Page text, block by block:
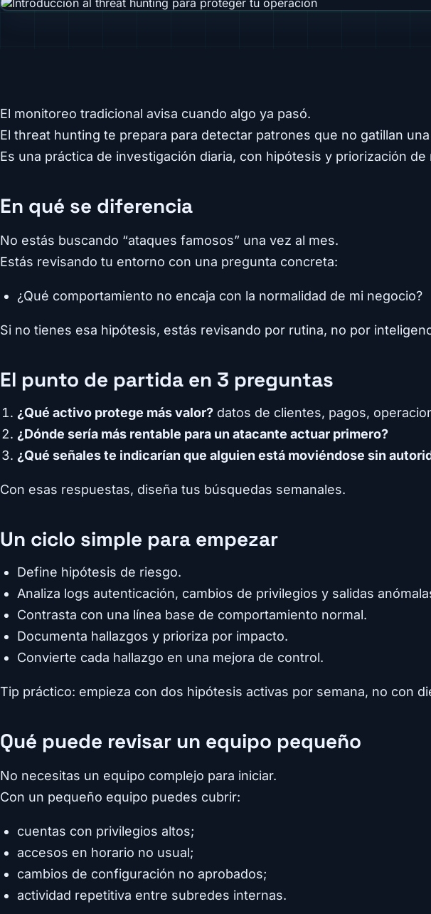
El monitoreo tradicional avisa cuando algo ya pasó.
El threat hunting te prepara para detectar patrones que no gatillan
Es una práctica de investigación diaria, con hipótesis y priorización de
En qué se diferencia
No estás buscando “ataques famosos” una vez al mes.
Estás revisando tu entorno con una pregunta concreta:
¿Qué comportamiento no encaja con la normalidad de mi negocio?
Si no tienes esa hipótesis, estás revisando por rutina, no por
El punto de partida en 3 preguntas
¿Qué activo protege más valor? datos de clientes, pagos,
¿Dónde sería más rentable para un atacante actuar primero?
¿Qué señales te indicarían que alguien está moviéndose sin
Con esas respuestas, diseña tus búsquedas semanales.
Un ciclo simple para empezar
Define hipótesis de riesgo.
Analiza logs autenticación, cambios de privilegios y salidas
Contrasta con una línea base de comportamiento normal.
Documenta hallazgos y prioriza por impacto.
Convierte cada hallazgo en una mejora de control.
Tip práctico: empieza con dos hipótesis activas por semana, no con
Qué puede revisar un equipo pequeño
No necesitas un equipo complejo para iniciar.
Con un pequeño equipo puedes cubrir:
cuentas con privilegios altos;
accesos en horario no usual;
cambios de configuración no aprobados;
actividad repetitiva entre subredes internas.